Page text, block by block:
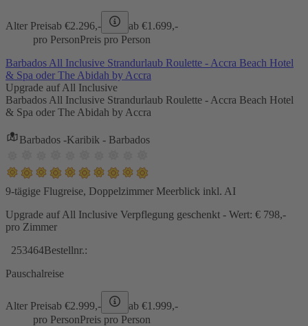
Alter Preisab €2.296,- ab €1.699,-
pro PersonPreis pro Person
Barbados All Inclusive Strandurlaub Roulette - Accra Beach Hotel
& Spa oder The Abidah by Accra
Upgrade auf All Inclusive
Barbados All Inclusive Strandurlaub Roulette - Accra Beach Hotel
& Spa oder The Abidah by Accra
Barbados -Karibik - Barbados
9-tägige Flugreise, Doppelzimmer Meerblick inkl. AI
Upgrade auf All Inclusive Verpflegung geschenkt - Wert: € 798,-
pro Zimmer
253464Bestellnr.:
Pauschalreise
Alter Preisab €2.999,- ab €1.999,-
pro PersonPreis pro Person